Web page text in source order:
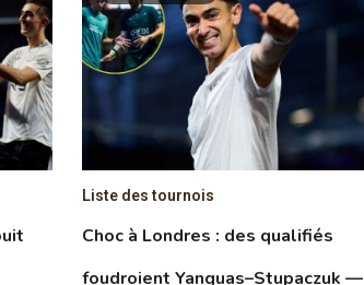
Liste des tournois
Choc à Londres : des qualifiés
foudroient Yanguas–Stupaczuk —